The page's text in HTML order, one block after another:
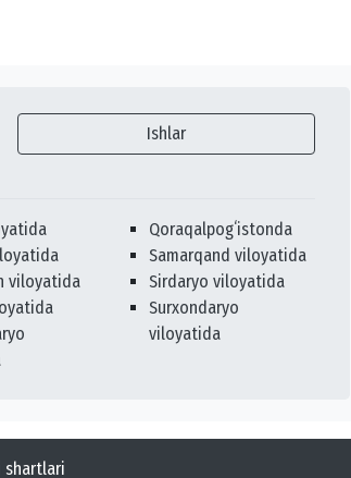
Ishlar
viloyatida
Qoraqalpogʻistonda
Samarqand viloyatida
Sirdaryo viloyatida
Surxondaryo
viloyatida
shartlari